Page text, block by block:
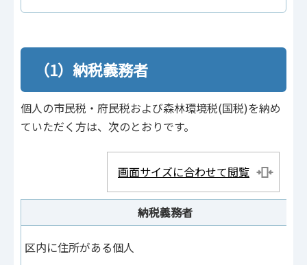
（1）納税義務者
個人の市民税・府民税および森林環境税(国税)を納め
ていただく方は、次のとおりです。
画面サイズに合わせて閲覧
納税義務者
区内に住所がある個人